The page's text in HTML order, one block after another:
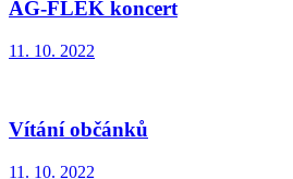
AG-FLEK koncert
11. 10. 2022
Vítání občánků
11. 10. 2022